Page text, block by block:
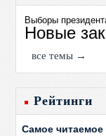
Выборы
Новые
все темы →
Рейтинги
Самое читаемое